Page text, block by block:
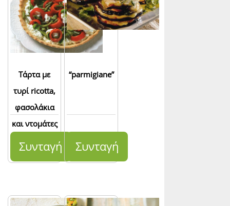
Τάρτα με
τυρί ricotta,
φασολάκια
και ντομάτες
Συνταγή
“parmigiane”
Συνταγή